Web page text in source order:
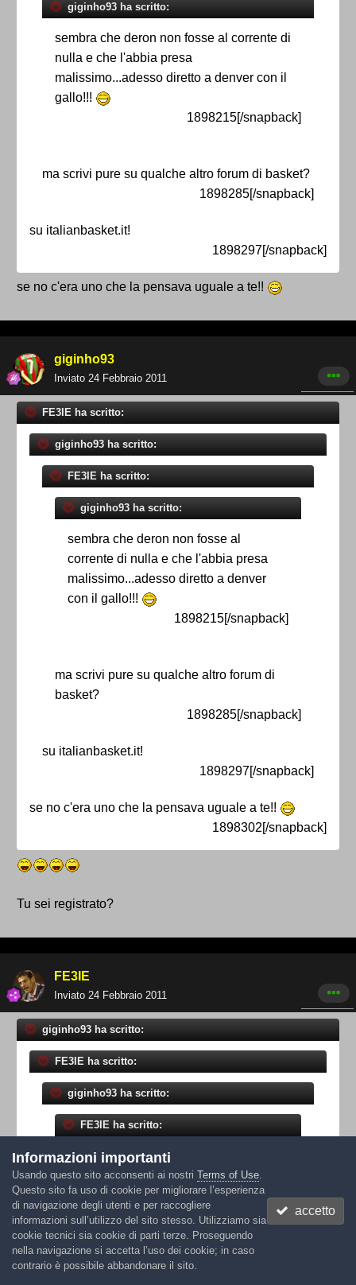
giginho93 ha scritto:
sembra che deron non fosse al corrente di
nulla e che l'abbia presa
malissimo...adesso diretto a denver con il
gallo!!!
1898215[/snapback]
ma scrivi pure su qualche altro forum di basket?
1898285[/snapback]
su italianbasket.it!
1898297[/snapback]
se no c'era uno che la pensava uguale a te!!
giginho93
Inviato 24 Febbraio 2011
FE3IE ha scritto:
giginho93 ha scritto:
FE3IE ha scritto:
giginho93 ha scritto:
sembra che deron non fosse al
corrente di nulla e che l'abbia presa
malissimo...adesso diretto a denver
con il gallo!!!
1898215[/snapback]
ma scrivi pure su qualche altro forum di
basket?
1898285[/snapback]
su italianbasket.it!
1898297[/snapback]
se no c'era uno che la pensava uguale a te!!
1898302[/snapback]
Tu sei registrato?
FE3IE
Inviato 24 Febbraio 2011
giginho93 ha scritto:
FE3IE ha scritto:
giginho93 ha scritto:
FE3IE ha scritto:
giginho93 ha scritto:
sembra che deron non fosse al
corrente di nulla e che l'abbia
presa malissimo...adesso diretto a
denver con il gallo!!!
1898215[/snapback]
Informazioni importanti
Usando questo sito acconsenti ai nostri Terms of Use.
Questo sito fa uso di cookie per migliorare l’esperienza
di navigazione degli utenti e per raccogliere
informazioni sull’utilizzo del sito stesso. Utilizziamo sia
cookie tecnici sia cookie di parti terze. Proseguendo
nella navigazione si accetta l’uso dei cookie; in caso
contrario è possibile abbandonare il sito.
accetto